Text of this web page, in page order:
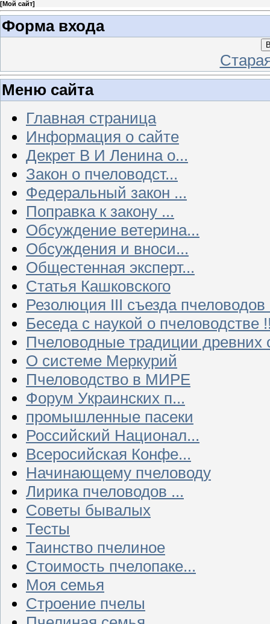
[Мой сайт]
Форма входа
Меню сайта
Главная страница
Информация о сайте
Декрет В И Ленина о...
Закон о пчеловодст...
Федеральный закон ...
Поправка к закону ...
Обсуждение ветерина...
Обсуждения и вноси...
Общестенная эксперт...
Статья Кашковского
Резолюция III съезда
Беседа с наукой о пчеловодстве
Пчеловодные традиции древних
О системе Меркурий
Пчеловодство в МИРЕ
Форум Украинских п...
промышленные пасеки
Российский Национал...
Всеросийская Конфе...
Начинающему пчеловоду
Лирика пчеловодов ...
Советы бывалых
Тесты
Таинство пчелиное
Стоимость пчелопаке...
Моя семья
Строение пчелы